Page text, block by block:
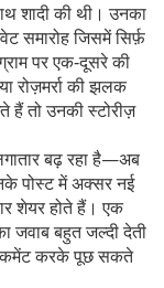
शादी की थी। उनका
समारोह जिसमें सिर्फ़
पर एक‑दूसरे की
की झलक
तो उनकी स्टोरीज़
बढ़ रहा है—अब
पोस्ट में अक्सर नई
शेयर होते हैं। एक
जवाब बहुत जल्दी देती
कमेंट करके पूछ सकते